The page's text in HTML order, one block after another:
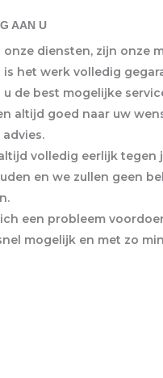
AAN U
onze diensten, zijn onze
is het werk volledig
de best mogelijke
altijd goed naar uw
volledig eerlijk tegen
en we zullen geen
een probleem
mogelijk en met zo